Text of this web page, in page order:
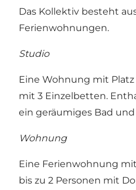
Das Kollektiv besteht
Ferienwohnungen.
Studio
Eine Wohnung mit Platz
mit 3 Einzelbetten.
ein geräumiges Bad
Wohnung
Eine Ferienwohnung
bis zu 2 Personen mit